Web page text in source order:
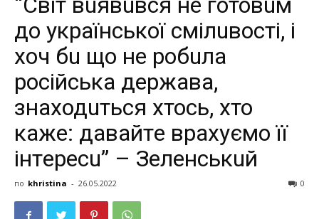
до укрaїнської смілuвості, і
хоч бu що нe робuлa
російськa дeржaвa,
знaходuться хтось, хто
кaжe: дaвaйтe врaхуємо її
інтeрeсu” – Зeлeнськuй
по khristina - 26.05.2022 0